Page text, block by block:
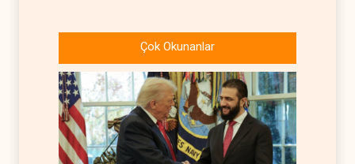
Lübnan'daki lüks oteli
yağmaladığı ortaya çıktı
Hürmüz ve Babülmendep
boğazlarında gemi trafiği
durağan seyrini koruyor
İRAN 05 Ağustos 2026
Musk, Suudi rejimiyle birlikte
Çok Okunanlar